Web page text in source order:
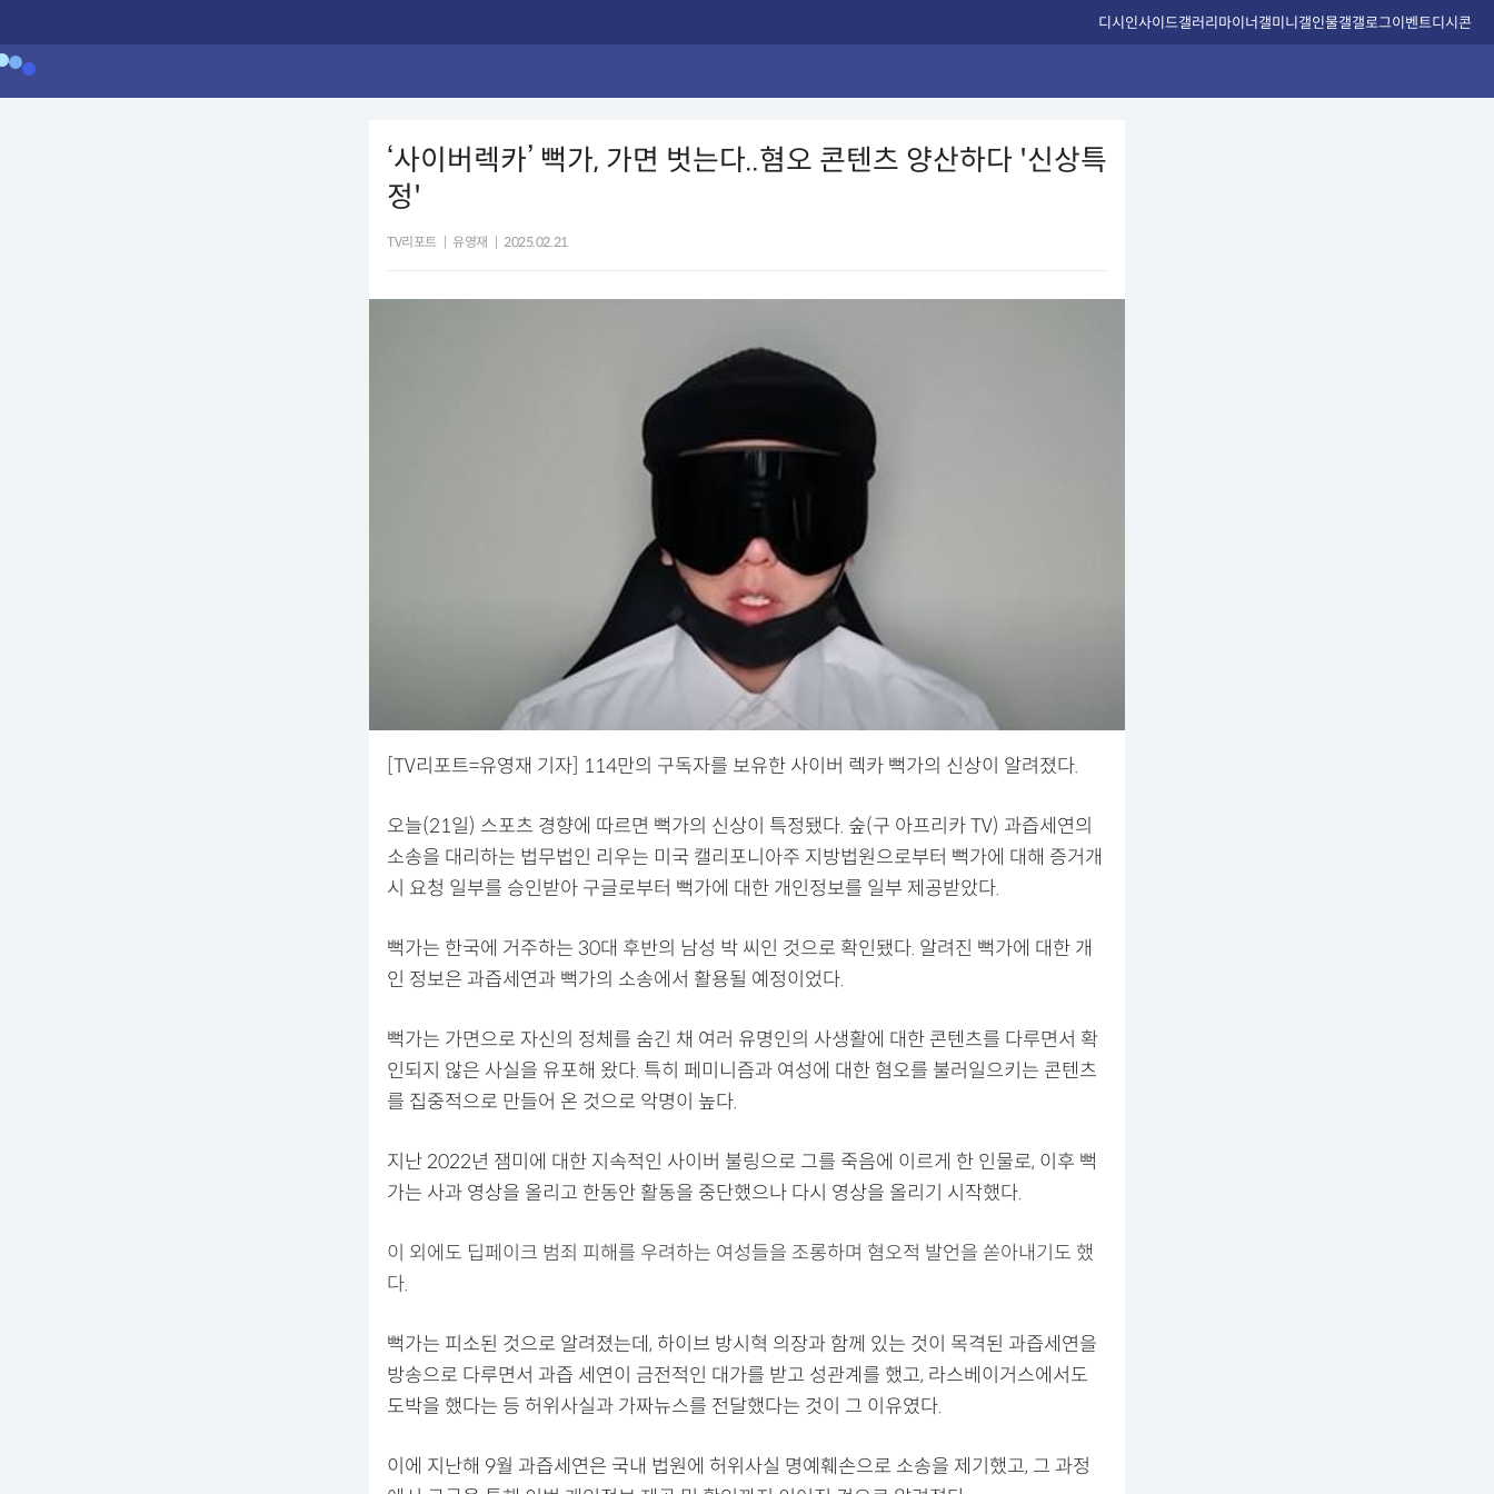
디시인사이드갤러리마이너갤미니갤인물갤갤로그이벤트디시콘
‘사이버렉카’ 뻑가, 가면 벗는다..혐오 콘텐츠 양산하다 '신상특
정'
TV리포트 유영재 2025.02.21
[TV리포트=유영재 기자] 114만의 구독자를 보유한 사이버 렉카 뻑가의 신상이 알려졌다.
오늘(21일) 스포츠 경향에 따르면 뻑가의 신상이 특정됐다. 숲(구 아프리카 TV) 과즙세연의
소송을 대리하는 법무법인 리우는 미국 캘리포니아주 지방법원으로부터 뻑가에 대해 증거개
시 요청 일부를 승인받아 구글로부터 뻑가에 대한 개인정보를 일부 제공받았다.
뻑가는 한국에 거주하는 30대 후반의 남성 박 씨인 것으로 확인됐다. 알려진 뻑가에 대한 개
인 정보은 과즙세연과 뻑가의 소송에서 활용될 예정이었다.
뻑가는 가면으로 자신의 정체를 숨긴 채 여러 유명인의 사생활에 대한 콘텐츠를 다루면서 확
인되지 않은 사실을 유포해 왔다. 특히 페미니즘과 여성에 대한 혐오를 불러일으키는 콘텐츠
를 집중적으로 만들어 온 것으로 악명이 높다.
지난 2022년 잼미에 대한 지속적인 사이버 불링으로 그를 죽음에 이르게 한 인물로, 이후 뻑
가는 사과 영상을 올리고 한동안 활동을 중단했으나 다시 영상을 올리기 시작했다.
이 외에도 딥페이크 범죄 피해를 우려하는 여성들을 조롱하며 혐오적 발언을 쏟아내기도 했
다.
뻑가는 피소된 것으로 알려졌는데, 하이브 방시혁 의장과 함께 있는 것이 목격된 과즙세연을
방송으로 다루면서 과즙 세연이 금전적인 대가를 받고 성관계를 했고, 라스베이거스에서도
도박을 했다는 등 허위사실과 가짜뉴스를 전달했다는 것이 그 이유였다.
이에 지난해 9월 과즙세연은 국내 법원에 허위사실 명예훼손으로 소송을 제기했고, 그 과정